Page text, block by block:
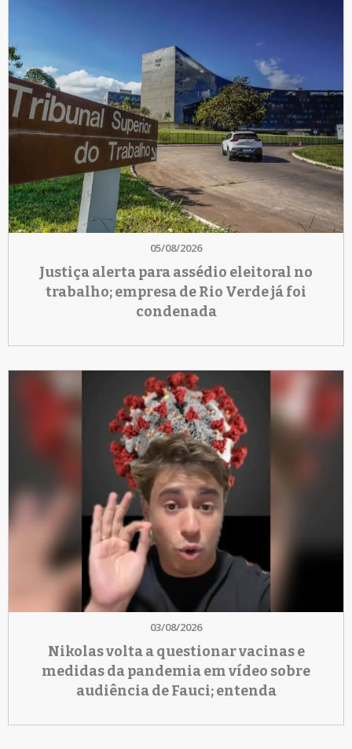
05/08/2026
Justiça alerta para assédio eleitoral no
trabalho; empresa de Rio Verde já foi
condenada
03/08/2026
Nikolas volta a questionar vacinas e
medidas da pandemia em vídeo sobre
audiência de Fauci; entenda